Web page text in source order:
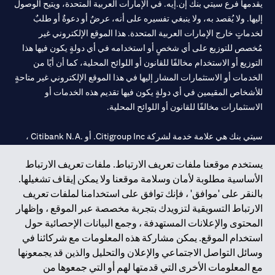
يستخدم موقعنا ملفات تعريف الارتباط. ملفات تعريف الارتباط
الأساسية مطلوبة لأمان وسلامة موقعنا ولا يمكن إيقاف تشغيلها.
بالنقر على 'موافق' ، فإنك توافق على استخدامنا لملفات تعريف
الارتباط التسويقية لتزويدك بتجربة مخصصة عبر الموقع ، وإظهار
المحتوى والإعلانات المستهدفة ، وجمع البيانات الإحصائية حول
استخدام الموقع. يمكن مشاركة هذه المعلومات مع شركائنا في
وسائل التواصل الاجتماعي والإعلان والتحليل والذين قد يجمعونها
مع المعلومات الأخرى التي قدمتها لهم أو التي جمعوها من
يقدمها فرع سيتي بنك إن.إيه. في الإمارات العربية المتحدة، ويتيح الوصول
إليها. ولا يُقصد به، ولا ينبغي تفسيره على أنه، عرضٌ أو دعوةٌ أو طلبٌ
لخدماتٍ خارج الإمارات العربية المتحدة. هذا الموقع الإلكتروني غير
مُخصص للتوزيع على أي شخصٍ أو استخدامه في أي دولةٍ يكون فيها هذا
التوزيع أو الاستخدام مخالفًا للقانون أو اللوائح المحلية، كما أن أيًا من
الخدمات أو الاستثمارات المشار إليها في هذا الموقع الإلكتروني غير متاحةٍ
للأشخاص المقيمين في أي دولةٍ يكون فيها تقديم هذه الخدمات أو
الاستثمارات مخالفًا للقانون أو اللوائح المحلية.
سيتي بنك هي علامة خدمة لشركة Citigroup Inc. أو .Citibank N.A ،
سيتي بنك إن. إيه. الإمارات مسجل لدى مصرف الإمارات المركزي تحت
أرقام التراخيص 202563 لفرع الوصل في دبي، 531989 لفرع مول
الإمارات في دبي، و CN-1002019 لفرع أبوظبي. هاتف: 4000 311 04.
فرع سيتي بنك إن إيه - الإمارات العربية المتحدة مرخص من مصرف
الإمارات العربية المتحدة المركزي كفرع لبنك أجنبي.
سيتي بنك إن إيه الإمارات العربية المتحدة مرخص من هيئة الأوراق المالية
والسلع في الإمارات العربية المتحدة ("SCA") للقيام بالنشاط المالي لـ أ)